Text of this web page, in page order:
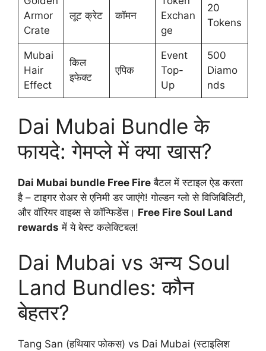
Armor
Crate
लूट क्रेट कॉमन
Exchan
ge
20
Tokens
Mubai
Hair
Effect
किल
इफेक्ट
एपिक
Event
Top-
Up
500
Diamo
nds
Dai Mubai Bundle के
फायदे: गेमप्ले में क्या खास?
Dai Mubai bundle Free Fire बैटल में स्टाइल ऐड करता
है – टाइगर रोअर से एनिमी डर जाएंगे! गोल्डन ग्लो से विजिबिलिटी,
और वॉरियर वाइब्स से कॉन्फिडेंस। Free Fire Soul Land
rewards में ये बेस्ट कलेक्टिबल!
Dai Mubai vs अन्य Soul
Land Bundles: कौन
बेहतर?
Tang San (हथियार फोकस) vs Dai Mubai (स्टाइलिश